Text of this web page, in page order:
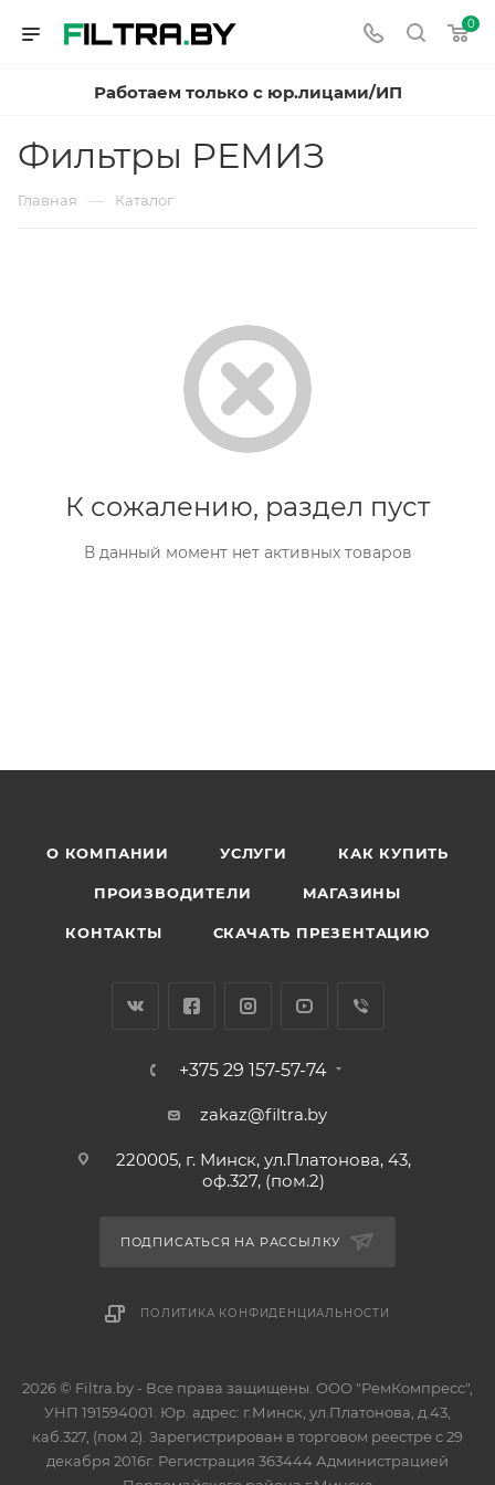
0
Работаем только с юр.лицами/ИП
Фильтры РЕМИЗ
Главная — Каталог
К сожалению, раздел пуст
В данный момент нет активных товаров
О КОМПАНИИ УСЛУГИ КАК КУПИТЬ
ПРОИЗВОДИТЕЛИ МАГАЗИНЫ
КОНТАКТЫ СКАЧАТЬ ПРЕЗЕНТАЦИЮ
+375 29 157-57-74
zakaz@filtra.by
220005, г. Минск, ул.Платонова, 43,
оф.327, (пом.2)
ПОДПИСАТЬСЯ НА РАССЫЛКУ
ПОЛИТИКА КОНФИДЕНЦИАЛЬНОСТИ
2026 © Filtra.by - Все права защищены. ООО "РемКомпресс",
УНП 191594001. Юр. адрес: г.Минск, ул.Платонова, д.43,
каб.327, (пом 2). Зарегистрирован в торговом реестре с 29
декабря 2016г. Регистрация 363444 Администрацией